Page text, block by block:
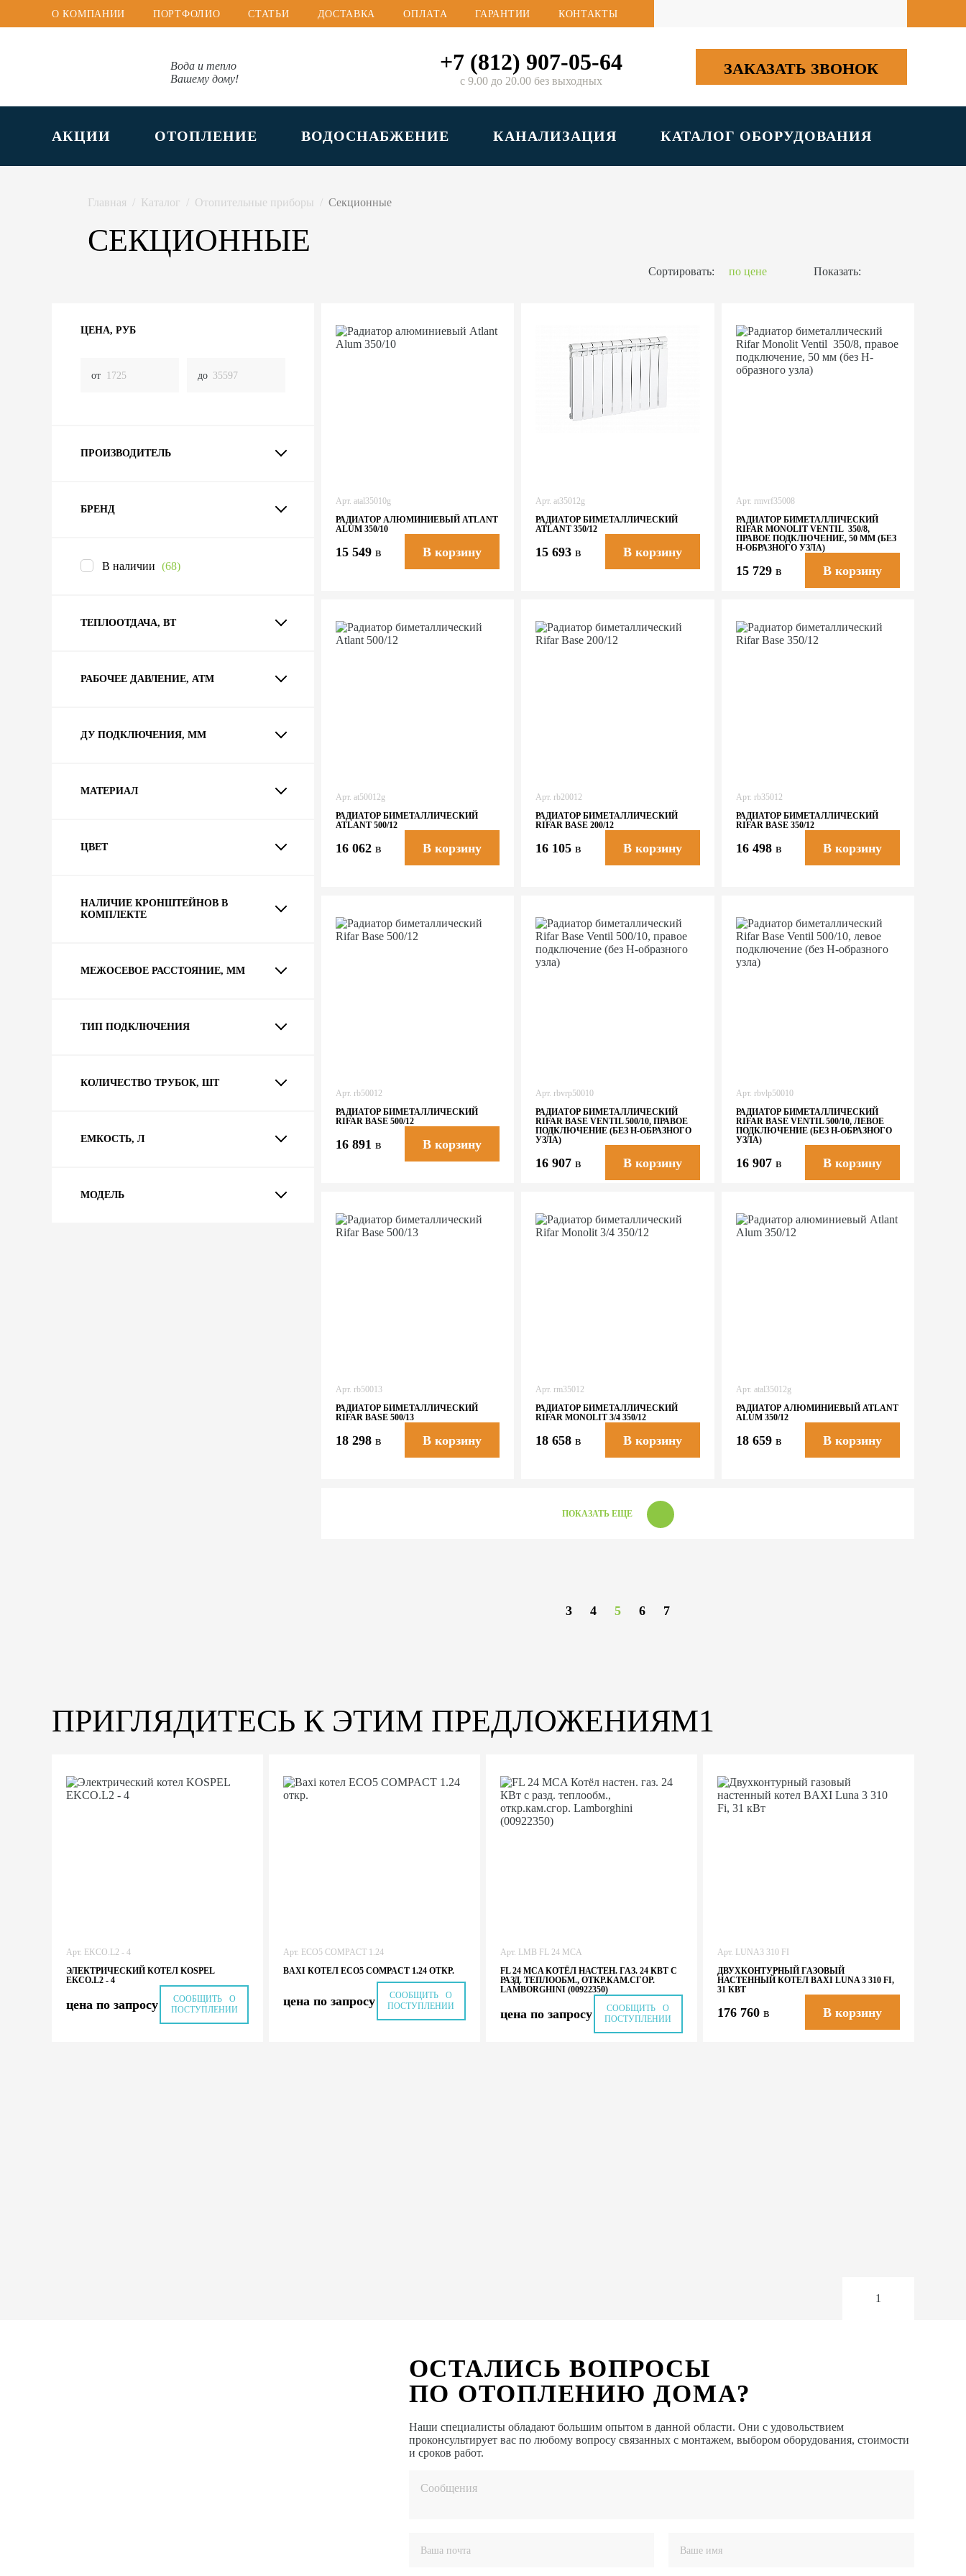
О КОМПАНИИ ПОРТФОЛИО СТАТЬИ ДОСТАВКА ОПЛАТА ГАРАНТИИ КОНТАКТЫ
Вода и тепло
Вашему дому!
+7 (812) 907-05-64
с 9.00 до 20.00 без выходных
ЗАКАЗАТЬ ЗВОНОК
АКЦИИ ОТОПЛЕНИЕ ВОДОСНАБЖЕНИЕ КАНАЛИЗАЦИЯ КАТАЛОГ ОБОРУДОВАНИЯ
Главная Каталог Отопительные приборы Секционные
СЕКЦИОННЫЕ
Сортировать: по цене Показать:
ЦЕНА, РУБ
от до
ПРОИЗВОДИТЕЛЬ
БРЕНД
В наличии (68)
ТЕПЛООТДАЧА, ВТ
РАБОЧЕЕ ДАВЛЕНИЕ, АТМ
ДУ ПОДКЛЮЧЕНИЯ, ММ
МАТЕРИАЛ
ЦВЕТ
НАЛИЧИЕ КРОНШТЕЙНОВ В
КОМПЛЕКТЕ
МЕЖОСЕВОЕ РАССТОЯНИЕ, ММ
ТИП ПОДКЛЮЧЕНИЯ
КОЛИЧЕСТВО ТРУБОК, ШТ
ЕМКОСТЬ, Л
МОДЕЛЬ
Арт. atal35010g
РАДИАТОР АЛЮМИНИЕВЫЙ ATLANT
ALUM 350/10
15 549 в В корзину
Арт.at35012g
РАДИАТОР БИМЕТАЛЛИЧЕСКИЙ
ATLANT 350/12
15 693в В корзину
Арт. rmvrf35008
РАДИАТОР БИМЕТАЛЛИЧЕСКИЙ
RIFAR MONOLIT VENTIL 350/8,
ПРАВОЕ ПОДКЛЮЧЕНИЕ, 50 ММ (БЕЗ
H-ОБРАЗНОГО УЗЛА)
15 729 в В корзину
Арт. at50012g
РАДИАТОР БИМЕТАЛЛИЧЕСКИЙ
ATLANT 500/12
16 062 в В корзину
Арт. rb20012
РАДИАТОР БИМЕТАЛЛИЧЕСКИЙ
RIFAR BASE 200/12
16 105в В корзину
Арт. rb35012
РАДИАТОР БИМЕТАЛЛИЧЕСКИЙ
RIFAR BASE 350/12
16 498 в В корзину
Арт. rb50012
РАДИАТОР БИМЕТАЛЛИЧЕСКИЙ
RIFAR BASE 500/12
16 891 в В корзину
Арт. rbvrp50010
РАДИАТОР БИМЕТАЛЛИЧЕСКИЙ
RIFAR BASE VENTIL 500/10, ПРАВОЕ
ПОДКЛЮЧЕНИЕ (БЕЗ H-ОБРАЗНОГО
УЗЛА)
16 907в В корзину
Арт. rbvlp50010
РАДИАТОР БИМЕТАЛЛИЧЕСКИЙ
RIFAR BASE VENTIL 500/10, ЛЕВОЕ
ПОДКЛЮЧЕНИЕ (БЕЗ H-ОБРАЗНОГО
УЗЛА)
16 907 в В корзину
Арт. rb50013
РАДИАТОР БИМЕТАЛЛИЧЕСКИЙ
RIFAR BASE 500/13
18 298 в В корзину
Арт. rm35012
РАДИАТОР БИМЕТАЛЛИЧЕСКИЙ
RIFAR MONOLIT 3/4 350/12
18 658в В корзину
Арт. atal35012g
РАДИАТОР АЛЮМИНИЕВЫЙ ATLANT
ALUM 350/12
18 659 в В корзину
ПОКАЗАТЬ ЕЩЕ
3 4 5 6 7
ПРИГЛЯДИТЕСЬ К ЭТИМ ПРЕДЛОЖЕНИЯМ1
Арт. EKCO.L2 - 4
ЭЛЕКТРИЧЕСКИЙ КОТЕЛ KOSPEL
EKCO.L2 - 4
цена по запросу
СООБЩИТЬ О
ПОСТУПЛЕНИИ
Арт. ECO5 COMPACT 1.24
BAXI КОТЕЛ ECO5 COMPACT 1.24 ОТКР.
цена по запросу
СООБЩИТЬ О
ПОСТУПЛЕНИИ
Арт. LMB FL 24 MCA
FL 24 MCA КОТЁЛ НАСТЕН. ГАЗ. 24 КВТ С
РАЗД. ТЕПЛООБМ., ОТКР.КАМ.СГОР.
LAMBORGHINI (00922350)
цена по запросу
СООБЩИТЬ О
ПОСТУПЛЕНИИ
Арт. LUNA3 310 FI
ДВУХКОНТУРНЫЙ ГАЗОВЫЙ
НАСТЕННЫЙ КОТЕЛ BAXI LUNA 3 310 FI,
31 КВТ
176 760 в В корзину
1
ОСТАЛИСЬ ВОПРОСЫ
ПО ОТОПЛЕНИЮ ДОМА?
Наши специалисты обладают большим опытом в данной области. Они с удовольствием
проконсультирует вас по любому вопросу связанных с монтажем, выбором оборудования, стоимости
и сроков работ.